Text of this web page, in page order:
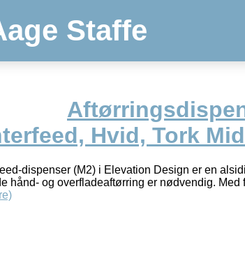
Staffe
Hvid, Tork
dispenser (M2) i Elevation Design er en
hånd- og overfladeaftørring er nødvendig. Med